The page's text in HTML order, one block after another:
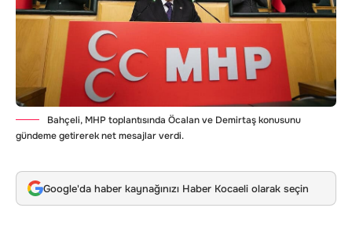
Bahçeli, MHP toplantısında Öcalan ve Demirtaş konusunu
gündeme getirerek net mesajlar verdi.
Google'da haber kaynağınızı Haber Kocaeli olarak seçin